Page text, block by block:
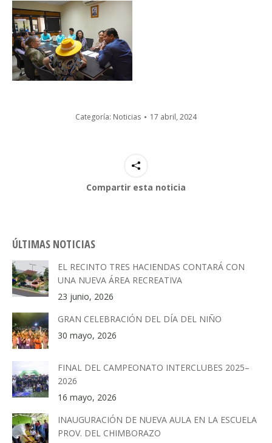
Categoría: Noticias 17 abril, 2024
Compartir esta noticia
ÚLTIMAS NOTICIAS
EL RECINTO TRES HACIENDAS CONTARÁ CON
UNA NUEVA ÁREA RECREATIVA
23 junio, 2026
GRAN CELEBRACIÓN DEL DÍA DEL NIÑO
30 mayo, 2026
FINAL DEL CAMPEONATO INTERCLUBES 2025–
2026
16 mayo, 2026
INAUGURACIÓN DE NUEVA AULA EN LA ESCUELA
PROV. DEL CHIMBORAZO